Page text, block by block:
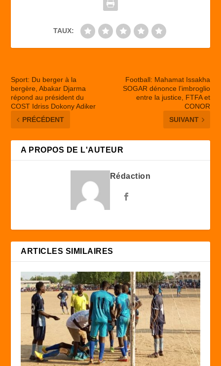
TAUX:
Sport: Du berger à la
bergère, Abakar Djarma
répond au président du
COST Idriss Dokony Adiker
PRÉCÉDENT
Football: Mahamat Issakha
SOGAR dénonce l’imbroglio
entre la justice, FTFA et
CONOR
SUIVANT
A PROPOS DE L'AUTEUR
Rédaction
ARTICLES SIMILAIRES